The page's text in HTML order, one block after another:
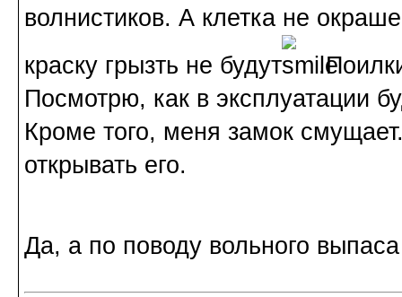
волнистиков. А клетка не
краску грызть не будут
Посмотрю, как в эксплуатации
Кроме того, меня замок
открывать его.
Да, а по поводу вольного